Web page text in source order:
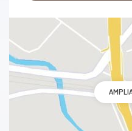
Dificuldade com
Dificuldades
Dificuldades no